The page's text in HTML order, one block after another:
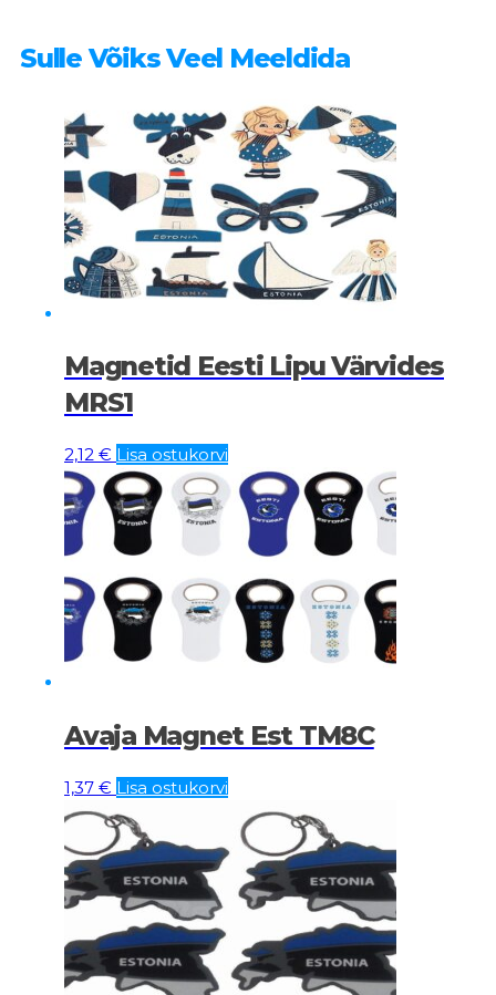
Sulle Võiks Veel Meeldida
Magnetid Eesti Lipu Värvides
MRS1
2,12 € Lisa ostukorvi
Avaja Magnet Est TM8C
1,37 € Lisa ostukorvi